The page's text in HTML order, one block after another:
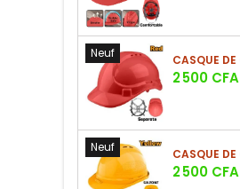
Neuf
Prix
2 500 CFA
Neuf
Prix
2 500 CFA